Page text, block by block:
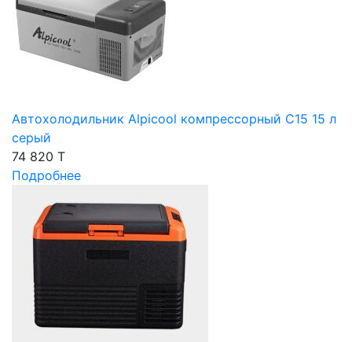
Автохолодильник Alpicool компрессорный C15 15 л
серый
74 820 T
Подробнее